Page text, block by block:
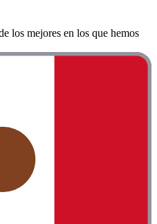
los mejores en los que hemos